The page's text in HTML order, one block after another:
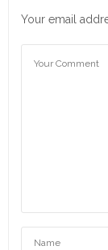
Your email